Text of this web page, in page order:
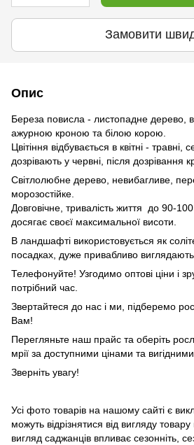
Замовити
Опис
Береза повисла - листопадне дерево,
ажурною кроною та білою корою.
Цвітіння відбувається в квітні -
дозрівають у червні, після дозрівання
Світлолюбне дерево, невибагливе,
морозостійке.
Довговічне, тривалість життя до 90-100
досягає своєї максимальної висоти.
В ландшафті використовується як
посадках, дуже привабливо
Телефонуйте! Узгодимо оптові ціни і
потрібний час.
Звертайтеся до нас і ми, підберемо
Вам!
Перегляньте наш прайс та оберіть
мрії за доступними цінами та
Зверніть увагу!
Усі фото товарів на нашому сайті є
можуть відрізнятися від вигляду
вигляд саджанців впливає сезонніть,